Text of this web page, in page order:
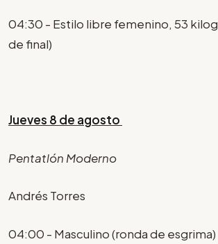
04:30 - Estilo libre femenino, 53
de final)
Jueves 8 de agosto
Pentatlón Moderno
Andrés Torres
04:00 - Masculino (ronda de esgrima)